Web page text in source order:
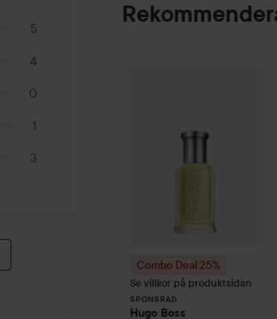
5
4
0
1
3
Combo Deal 25%
Se villkor på produktsidan
SPONSRAD
Hugo Boss